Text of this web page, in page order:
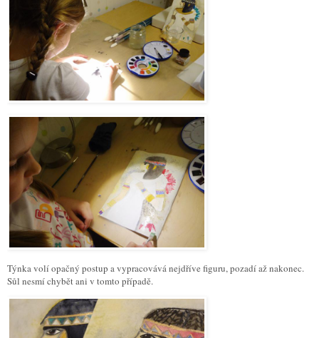
Týnka volí opačný postup a vypracovává nejdříve figuru, pozadí až nakonec.
Sůl nesmí chybět ani v tomto případě.